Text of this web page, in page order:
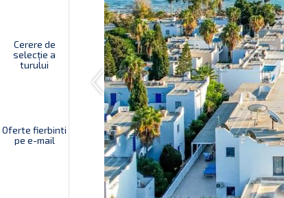
Cerere de
selecție a
turului
Oferte fierbinti
pe e-mail